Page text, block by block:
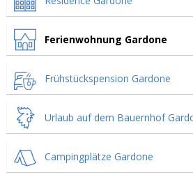
Ferienwohnung Gardone
Frühstückspension Gardone
Urlaub auf dem Bauernhof
Campingplätze Gardone